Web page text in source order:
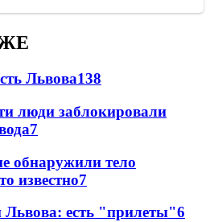
Львова138
люди заблокировали
7
обнаружили тело
известно7
есть "прилеты"6